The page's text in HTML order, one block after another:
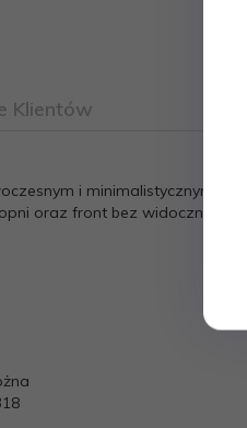
Klientów
i minimalistycznym
oraz front bez widocznych